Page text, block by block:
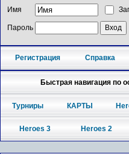
Имя
Пароль
Регистрация Справка
Быстрая навигация по
Турниры КАРТЫ
Heroes 3 Heroes 2